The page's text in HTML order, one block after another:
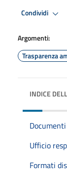
Condividi
Argomenti:
Trasparenza
INDICE
Documenti
Ufficio
Formati